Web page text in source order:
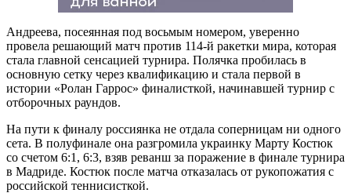
Андреева, посеянная под восьмым номером, уверенно
провела решающий матч против 114-й ракетки мира, которая
стала главной сенсацией турнира. Полячка пробилась в
основную сетку через квалификацию и стала первой в
истории «Ролан Гаррос» финалисткой, начинавшей турнир с
отборочных раундов.
На пути к финалу россиянка не отдала соперницам ни одного
сета. В полуфинале она разгромила украинку Марту Костюк
со счетом 6:1, 6:3, взяв реванш за поражение в финале турнира
в Мадриде. Костюк после матча отказалась от рукопожатия с
российской теннисисткой.